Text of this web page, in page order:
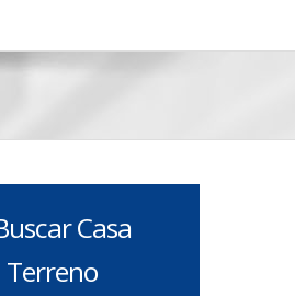
Casa
Terreno